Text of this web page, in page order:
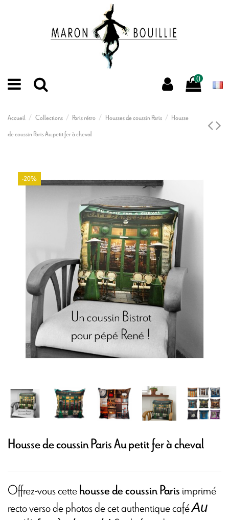
0
Accueil Collections Paris rétro Housses de coussin Paris
Housse
de coussin Paris Au petit fer à cheval
-20%
Housse de coussin Paris Au petit fer à cheval
Offrez-vous cettehousse de coussin Parisimprimé
recto verso de photos de cet authentique caféAu